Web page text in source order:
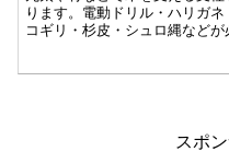
ります。電動ドリル・ハリガ
コギリ・杉皮・シュロ縄など
スポ